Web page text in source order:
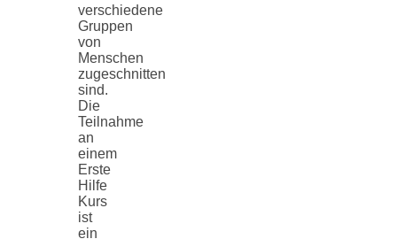
verschiedene
Gruppen
von
Menschen
zugeschnitten
sind.
Die
Teilnahme
an
einem
Erste
Hilfe
Kurs
ist
ein